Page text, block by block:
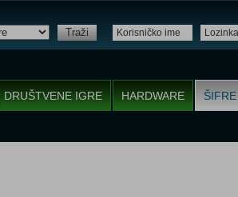
Traži
DRUŠTVENE IGRE HARDWARE ŠIFRE